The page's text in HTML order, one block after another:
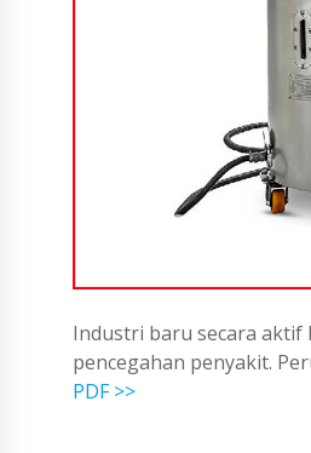
Industri baru secara aktif
pencegahan penyakit.
PDF >>